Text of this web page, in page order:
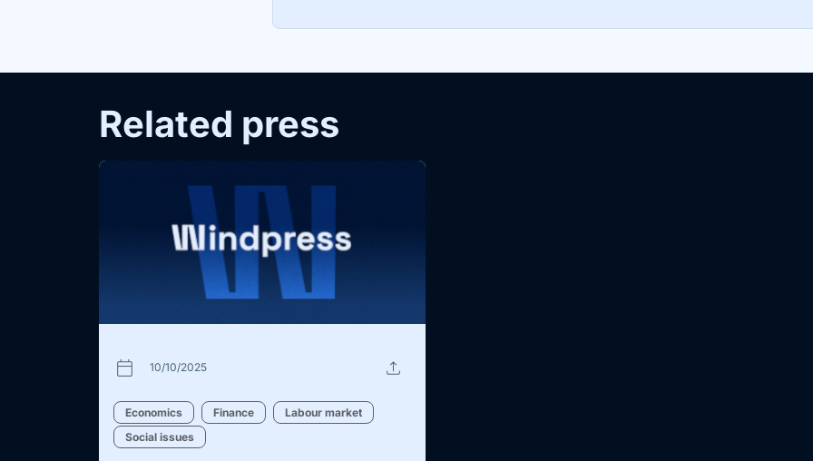
Related press
calendar_today 10/10/2025 upload
Economics Finance
Labour market
Social issues